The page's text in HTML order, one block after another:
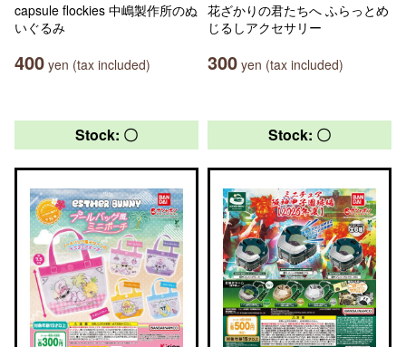
capsule flockies 中嶋製作所のぬ
いぐるみ
400 yen (tax included)
花ざかりの君たちへ ふらっとめ
じるしアクセサリー
300 yen (tax included)
Stock: 〇 Stock: 〇